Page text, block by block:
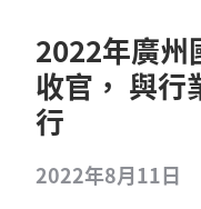
2022年廣州
收官， 與行
行
2022年8月11日